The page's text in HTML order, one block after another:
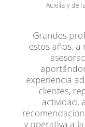
Auxilia y de
Grandes
estos años, a
experiencia
clientes,
actividad,
y operativa a